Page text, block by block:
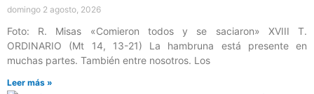
domingo 2 agosto, 2026
Foto: R. Misas «Comieron todos y se saciaron» XVIII T.
ORDINARIO (Mt 14, 13-21) La hambruna está presente en
muchas partes. También entre nosotros. Los
Leer más »